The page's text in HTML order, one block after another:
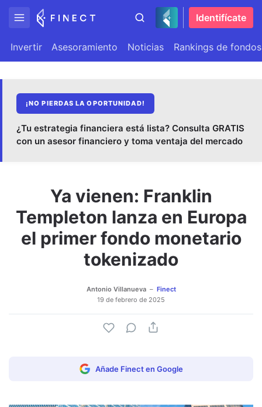
Identifícate
Invertir Asesoramiento Noticias Rankings de fondos
¡NO PIERDAS LA OPORTUNIDAD!
¿Tu estrategia financiera está lista? Consulta GRATIS
con un asesor financiero y toma ventaja del mercado
Ya vienen: Franklin
Templeton lanza en Europa
el primer fondo monetario
tokenizado
Antonio Villanueva
Finect
19 de febrero de 2025
Añade Finect en Google